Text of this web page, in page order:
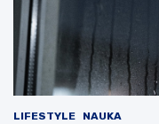
LIFESTYLE NAUKA